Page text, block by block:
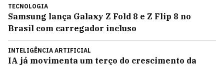
TECNOLOGIA
Samsung lança Galaxy Z Fold 8 e Z Flip 8 no
Brasil com carregador incluso
INTELIGÊNCIA ARTIFICIAL
IA já movimenta um terço do crescimento da